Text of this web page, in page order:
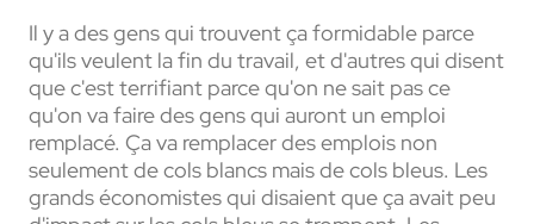
Il y a des gens qui trouvent ça formidable parce
qu'ils veulent la fin du travail, et d'autres qui disent
que c'est terrifiant parce qu'on ne sait pas ce
qu'on va faire des gens qui auront un emploi
remplacé. Ça va remplacer des emplois non
seulement de cols blancs mais de cols bleus. Les
grands économistes qui disaient que ça avait peu